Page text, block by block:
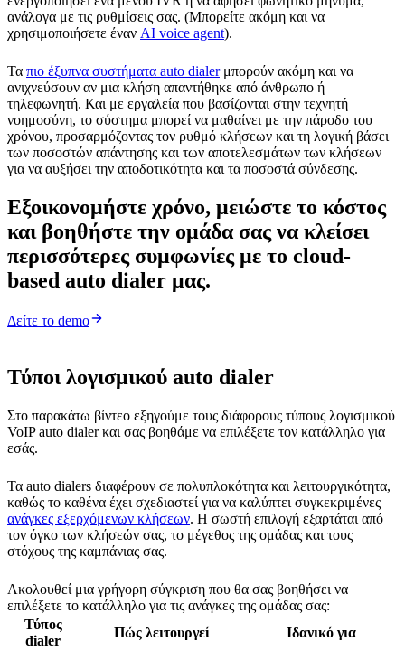
ανάλογα με τις ρυθμίσεις σας. (Μπορείτε ακόμη και να
χρησιμοποιήσετε έναν AI voice agent).
Τα πιο έξυπνα συστήματα auto dialerμπορούν ακόμη και να
ανιχνεύσουν αν μια κλήση απαντήθηκε από άνθρωπο ή
τηλεφωνητή. Και με εργαλεία που βασίζονται στην τεχνητή
νοημοσύνη, το σύστημα μπορεί να μαθαίνει με την πάροδο του
χρόνου, προσαρμόζοντας τον ρυθμό κλήσεων και τη λογική βάσει
των ποσοστών απάντησης και των αποτελεσμάτων των κλήσεων
για να αυξήσει την αποδοτικότητα και τα ποσοστά σύνδεσης.
Εξοικονομήστε χρόνο, μειώστε το κόστος
και βοηθήστε την ομάδα σας να κλείσει
περισσότερες συμφωνίες με το cloud-
based auto dialer μας.
Δείτε το demo
Τύποι λογισμικού auto dialer
Στο παρακάτω βίντεο εξηγούμε τους διάφορους τύπους λογισμικού
VoIP auto dialer και σας βοηθάμε να επιλέξετε τον κατάλληλο για
εσάς.
Τα auto dialers διαφέρουν σε πολυπλοκότητα και λειτουργικότητα,
καθώς το καθένα έχει σχεδιαστεί για να καλύπτει συγκεκριμένες
ανάγκες εξερχόμενων κλήσεων. Η σωστή επιλογή εξαρτάται από
τον όγκο των κλήσεών σας, το μέγεθος της ομάδας και τους
στόχους της καμπάνιας σας.
Ακολουθεί μια γρήγορη σύγκριση που θα σας βοηθήσει να
επιλέξετε το κατάλληλο για τις ανάγκες της ομάδας σας:
Τύπος
dialer
Πώς λειτουργεί Ιδανικό για